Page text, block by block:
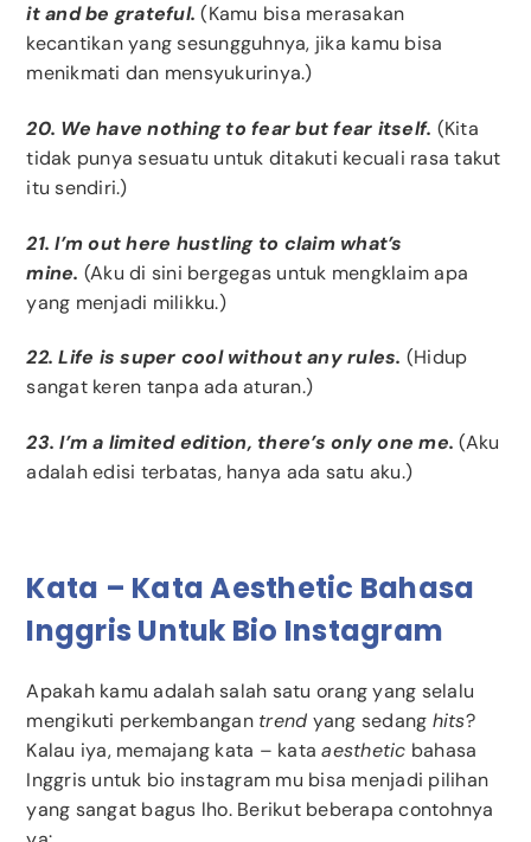
it and be grateful.(Kamu bisa merasakan
kecantikan yang sesungguhnya, jika kamu bisa
menikmati dan mensyukurinya.)
20. We have nothing to fear but fear itself. (Kita
tidak punya sesuatu untuk ditakuti kecuali rasa takut
itu sendiri.)
21. I’m out here hustling to claim what’s
mine. (Aku di sini bergegas untuk mengklaim apa
yang menjadi milikku.)
22. Life is super cool without any rules. (Hidup
sangat keren tanpa ada aturan.)
23. I’m a limited edition, there’s only one me.(Aku
adalah edisi terbatas, hanya ada satu aku.)
Kata – Kata Aesthetic Bahasa
Inggris Untuk Bio Instagram
Apakah kamu adalah salah satu orang yang selalu
mengikuti perkembangan trend yang sedang hits?
Kalau iya, memajang kata – kataaesthetic bahasa
Inggris untuk bio instagram mu bisa menjadi pilihan
yang sangat bagus lho. Berikut beberapa contohnya